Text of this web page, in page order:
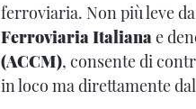
ferroviaria. Non più leve
Ferroviaria Italiana e
(ACCM), consente di
in loco ma direttamente